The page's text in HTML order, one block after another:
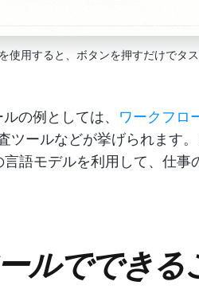
使用すると、ボタンを押すだけでタ
の例としては、 ワークフロ
ツールなどが挙げられます
語モデルを利用して、仕事
ルでできる